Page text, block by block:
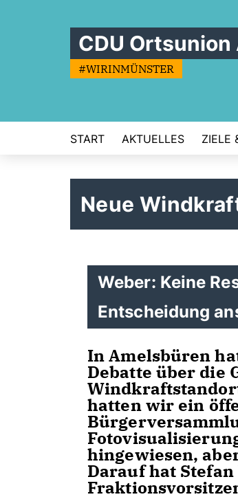
CDU
#WIRINMÜNSTER
START AKTUELLES ZIELE
Neue
Weber: Keine
Entscheidung
In Amelsbüren
Debatte über die
hatten wir ein
hingewiesen,
Darauf hat